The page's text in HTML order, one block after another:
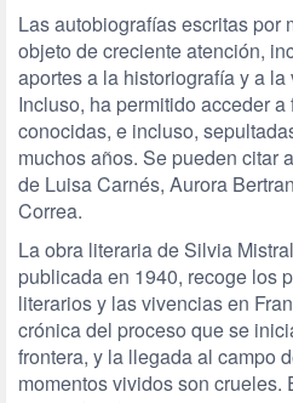
Las autobiografías escritas por
objeto de creciente atención,
aportes a la historiografía y a
Incluso, ha permitido acceder
conocidas, e incluso,
muchos años. Se pueden citar
de Luisa Carnés, Aurora
Correa.
La obra literaria de Silvia
publicada en 1940, recoge los
literarios y las vivencias en
crónica del proceso que se
frontera, y la llegada al campo
momentos vividos son crueles.